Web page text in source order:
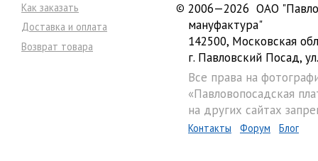
Как заказать
Доставка и оплата
Возврат товара
© 2006—2026 ОАО
мануфактура"
142500, Московская
г. Павловский Посад,
Все права на
«Павловопосадская
на других сайтах
Контакты Форум Блог